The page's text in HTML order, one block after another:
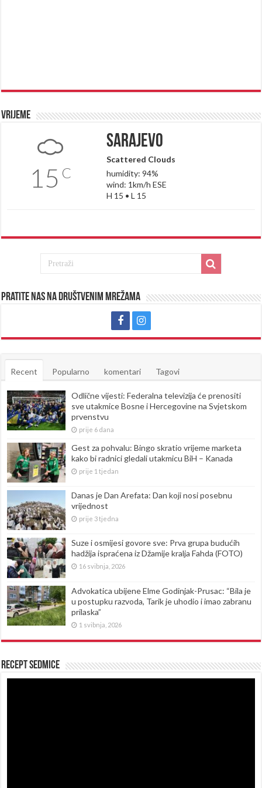
Vrijeme
15 C
Sarajevo
Scattered Clouds
humidity: 94%
wind: 1km/h ESE
H 15 • L 15
Pratite nas na društvenim mrežama
Recent Popularno komentari Tagovi
Odlične vijesti: Federalna televizija će prenositi
sve utakmice Bosne i Hercegovine na Svjetskom
prvenstvu
prije 6 dana
Gest za pohvalu: Bingo skratio vrijeme marketa
kako bi radnici gledali utakmicu BiH – Kanada
prije 1 tjedan
Danas je Dan Arefata: Dan koji nosi posebnu
vrijednost
prije 3 tjedna
Suze i osmijesi govore sve: Prva grupa budućih
hadžija ispraćena iz Džamije kralja Fahda (FOTO)
16 svibnja, 2026
Advokatica ubijene Elme Godinjak-Prusac: “Bila je
u postupku razvoda, Tarik je uhodio i imao zabranu
prilaska”
1 svibnja, 2026
Recept sedmice